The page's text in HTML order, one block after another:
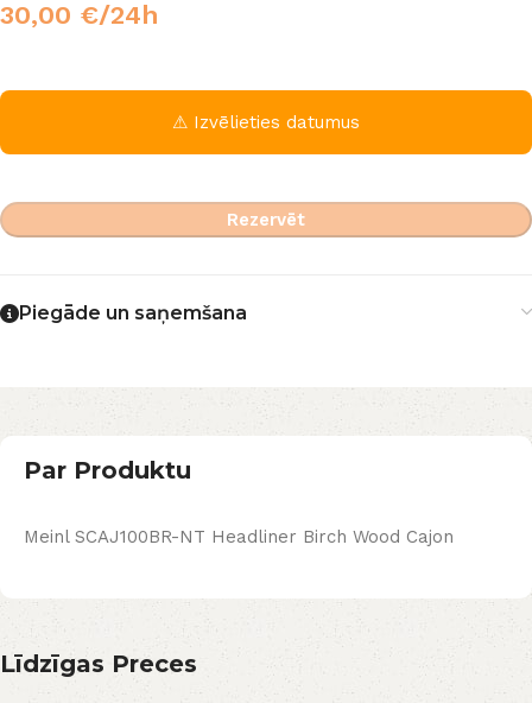
30,00 €/24h
⚠ Izvēlieties datumus
Rezervēt
Piegāde un saņemšana
Par Produktu
Meinl SCAJ100BR-NT Headliner Birch Wood Cajon
Līdzīgas Preces